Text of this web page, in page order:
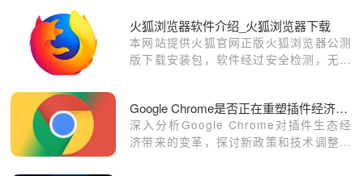
火狐浏览器软件介绍_火狐浏览器下载
本网站提供火狐官网正版火狐浏览器公测
版下载安装包，软件经过安全检测，无捆
Google Chrome是否正在重塑插件经济生态
深入分析Google Chrome对插件生态经
济带来的变革，探讨新政策和技术调整对